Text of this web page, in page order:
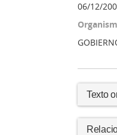
06/12/
Texto